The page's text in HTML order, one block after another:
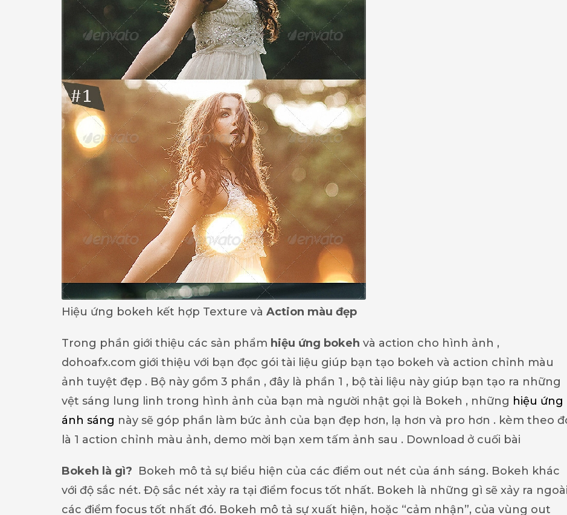
Hiệu ứng bokeh kết hợp Texture và Action màu đẹp
Trong phần giới thiệu các sản phẩm hiệu ứng bokeh và action cho hình ảnh ,
dohoafx.com giới thiệu với bạn đọc gói tài liệu giúp bạn tạo bokeh và action chỉnh màu
ảnh tuyệt đẹp . Bộ này gồm 3 phần , đây là phần 1 , bộ tài liệu này giúp bạn tạo ra những
vệt sáng lung linh trong hình ảnh của bạn mà người nhật gọi là Bokeh , những hiệu ứng
ánh sáng này sẽ góp phần làm bức ảnh của bạn đẹp hơn, lạ hơn và pro hơn . kèm theo
là 1 action chỉnh màu ảnh, demo mời bạn xem tấm ảnh sau . Download ở cuối bài
Bokeh là gì? Bokeh mô tả sự biểu hiện của các điểm out nét của ánh sáng. Bokeh khác
với độ sắc nét. Độ sắc nét xảy ra tại điểm focus tốt nhất. Bokeh là những gì sẽ xảy ra ngoài
các điểm focus tốt nhất đó. Bokeh mô tả sự xuất hiện, hoặc “cảm nhận”, của vùng out